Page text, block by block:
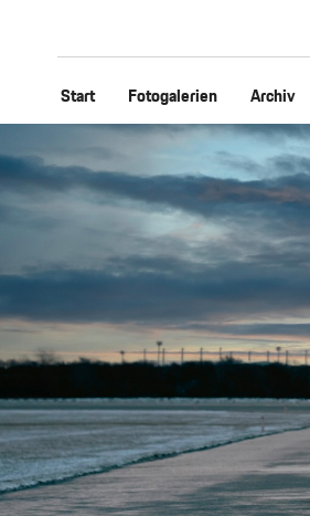
Start Fotogalerien Archiv